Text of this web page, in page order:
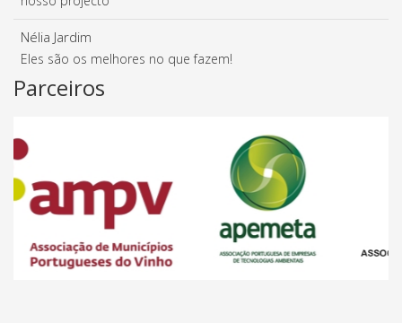
Nélia Jardim
Eles são os melhores no que fazem!
Parceiros